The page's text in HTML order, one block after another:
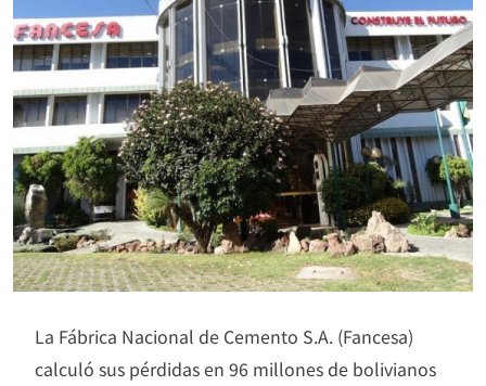
La Fábrica Nacional de Cemento S.A. (Fancesa)
calculó sus pérdidas en 96 millones de bolivianos